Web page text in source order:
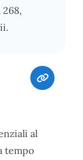
al
tempo